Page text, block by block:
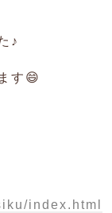
♪
す😄
index.html